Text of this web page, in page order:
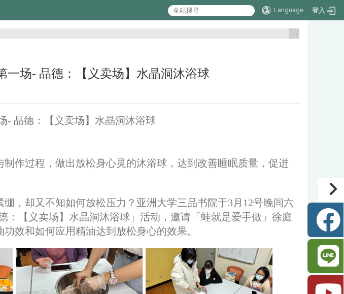
Language 登入
:::
一场- 品德：【义卖场】水晶洞沐浴球
- 品德：【义卖场】水晶洞沐浴球
制作过程，做出放松身心灵的沐浴球，达到改善睡眠质量，促进
，却又不知如何放松压力？亚洲大学三品书院于3月12号晚间六
：【义卖场】水晶洞沐浴球」活动，邀请「蛙就是爱手做」徐庭
效和如何应用精油达到放松身心的效果。